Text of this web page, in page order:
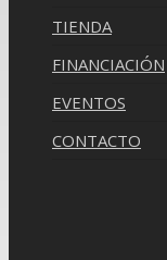
TIENDA
FINANCIACIÓN
EVENTOS
CONTACTO